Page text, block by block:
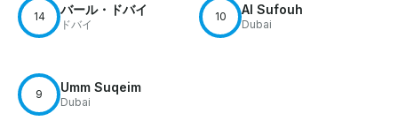
14 バール・ドバイ
ドバイ
10 Al Sufouh
Dubai
9 Umm Suqeim
Dubai